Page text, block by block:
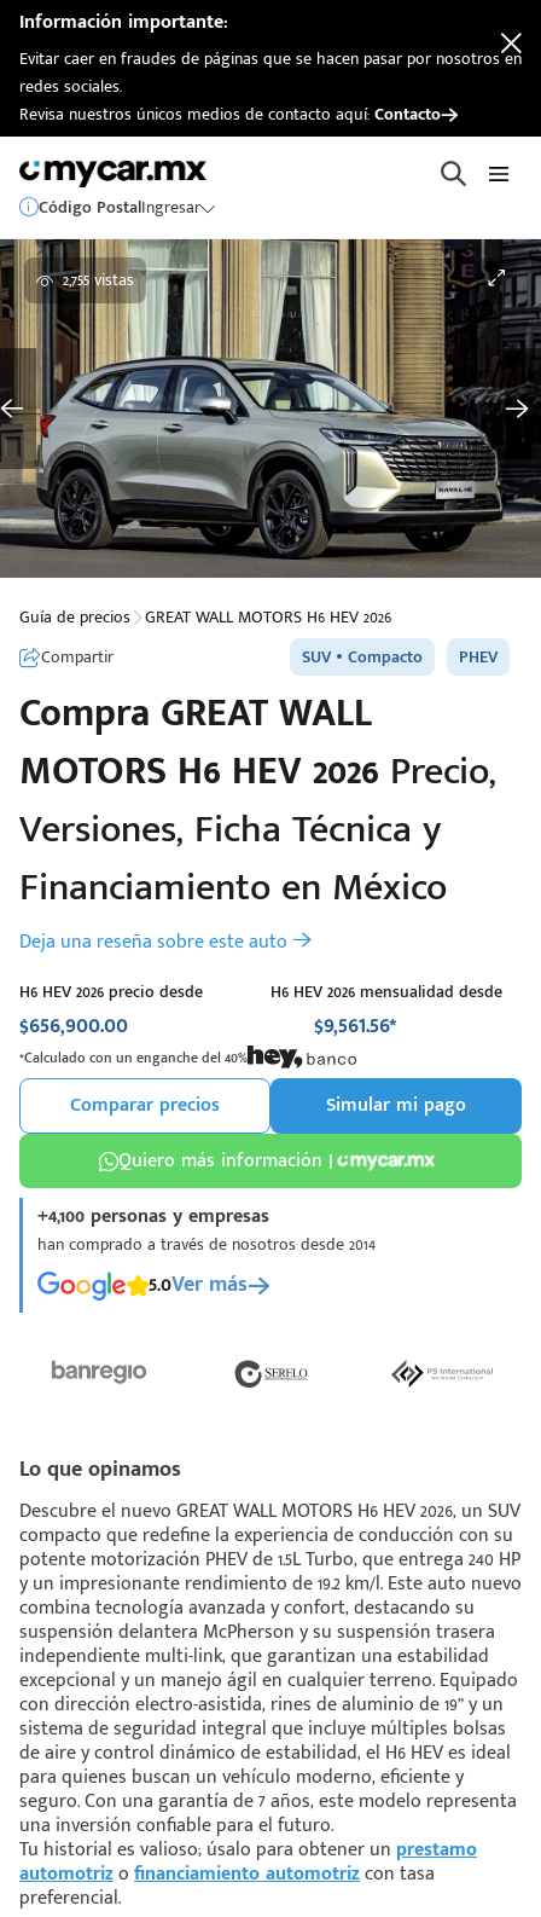
Información importante:
Evitar caer en fraudes de páginas que se hacen pasar por nosotros en
redes sociales.
Revisa nuestros únicos medios de contacto aquí:Contacto
Código PostalIngresar
2,755 vistas
Guía de precios GREAT WALL MOTORS H6 HEV 2026
Compartir
SUV Compacto PHEV
Compra GREAT WALL
MOTORS H6 HEV 2026 Precio,
Versiones, Ficha Técnica y
Financiamiento en México
Deja una reseña sobre este auto
Lo que opinamos
Descubre el nuevo GREAT WALL MOTORS H6 HEV 2026, un SUV
compacto que redefine la experiencia de conducción con su
potente motorización PHEV de 1.5L Turbo, que entrega 240 HP
y un impresionante rendimiento de 19.2 km/l. Este auto nuevo
combina tecnología avanzada y confort, destacando su
suspensión delantera McPherson y su suspensión trasera
independiente multi-link, que garantizan una estabilidad
excepcional y un manejo ágil en cualquier terreno. Equipado
con dirección electro-asistida, rines de aluminio de 19” y un
sistema de seguridad integral que incluye múltiples bolsas
de aire y control dinámico de estabilidad, el H6 HEV es ideal
para quienes buscan un vehículo moderno, eficiente y
seguro. Con una garantía de 7 años, este modelo representa
una inversión confiable para el futuro.
Tu historial es valioso; úsalo para obtener un prestamo
automotrizofinanciamiento automotrizcon tasa
preferencial.
H6 HEV 2026 precio desde
$656,900.00
H6 HEV 2026 mensualidad desde
$9,561.56*
*Calculado con un enganche del 40%
Comparar precios
Simular mi pago
Quiero más información |
+4,100 personas y empresas
han comprado a través de nosotros desde 2014
5.0Ver más
¡Espera!
enviar tu cotización
Análisis Personalizado
asesor te guiará
la mejor desición.
más
estoy viendo 😀